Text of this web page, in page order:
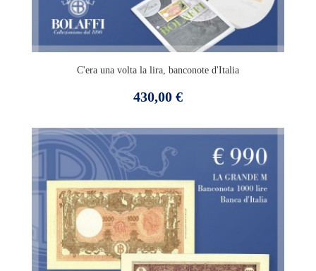
C'era una volta la lira, banconote d'Italia
Prezzo
430,00 €